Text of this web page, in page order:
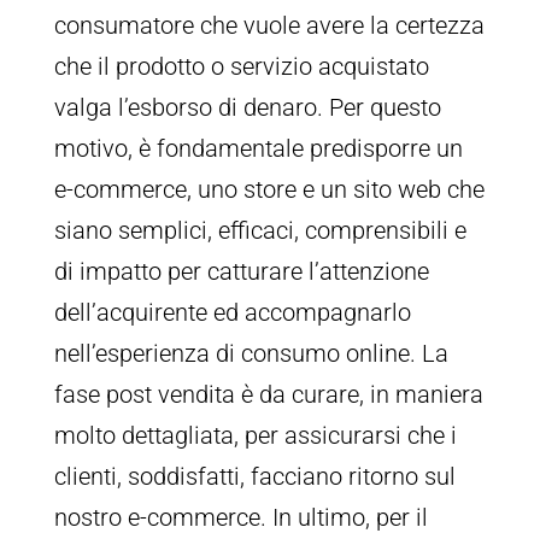
consumatore che vuole avere la certezza
che il prodotto o servizio acquistato
valga l’esborso di denaro. Per questo
motivo, è fondamentale predisporre un
e-commerce, uno store e un sito web che
siano semplici, efficaci, comprensibili e
di impatto per catturare l’attenzione
dell’acquirente ed accompagnarlo
nell’esperienza di consumo online. La
fase post vendita è da curare, in maniera
molto dettagliata, per assicurarsi che i
clienti, soddisfatti, facciano ritorno sul
nostro e-commerce. In ultimo, per il